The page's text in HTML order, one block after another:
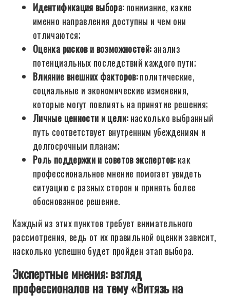
Идентификация выбора:понимание, какие
именно направления доступны и чем они
отличаются;
Оценка рисков и возможностей:анализ
потенциальных последствий каждого пути;
Влияние внешних факторов:политические,
социальные и экономические изменения,
которые могут повлиять на принятие решения;
Личные ценности и цели:насколько выбранный
путь соответствует внутренним убеждениям и
долгосрочным планам;
Роль поддержки и советов экспертов:как
профессиональное мнение помогает увидеть
ситуацию с разных сторон и принять более
обоснованное решение.
Каждый из этих пунктов требует внимательного
рассмотрения, ведь от их правильной оценки зависит,
насколько успешно будет пройден этап выбора.
Экспертные мнения: взгляд
профессионалов на тему «Витязь на